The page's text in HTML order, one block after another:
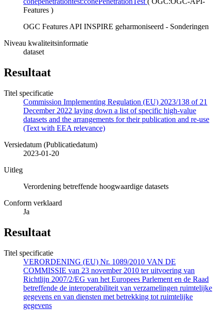
Features )
OGC Features API INSPIRE geharmoniseerd - Sonderingen
Niveau kwaliteitsinformatie
dataset
Resultaat
Titel specificatie
Commission Implementing Regulation (EU) 2023/138 of 21
December 2022 laying down a list of specific high-value
datasets and the arrangements for their publication and re-use
(Text with EEA relevance)
Versiedatum (Publicatiedatum)
2023-01-20
Uitleg
Verordening betreffende hoogwaardige datasets
Conform verklaard
Ja
Resultaat
Titel specificatie
VERORDENING (EU) Nr. 1089/2010 VAN DE
COMMISSIE van 23 november 2010 ter uitvoering van
Richtlijn 2007/2/EG van het Europees Parlement en de Raad
betreffende de interoperabiliteit van verzamelingen ruimtelijke
gegevens en van diensten met betrekking tot ruimtelijke
gegevens